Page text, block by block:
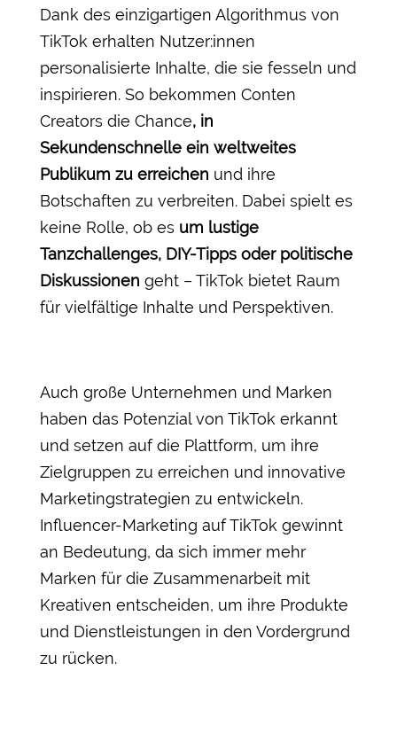
Dank des einzigartigen Algorithmus von
TikTok erhalten Nutzer:innen
personalisierte Inhalte, die sie fesseln und
inspirieren. So bekommen Conten
Creators die Chance, in
Sekundenschnelle ein weltweites
Publikum zu erreichen und ihre
Botschaften zu verbreiten. Dabei spielt es
keine Rolle, ob es um lustige
Tanzchallenges, DIY-Tipps oder politische
Diskussionen geht – TikTok bietet Raum
für vielfältige Inhalte und Perspektiven.
Auch große Unternehmen und Marken
haben das Potenzial von TikTok erkannt
und setzen auf die Plattform, um ihre
Zielgruppen zu erreichen und innovative
Marketingstrategien zu entwickeln.
Influencer-Marketing auf TikTok gewinnt
an Bedeutung, da sich immer mehr
Marken für die Zusammenarbeit mit
Kreativen entscheiden, um ihre Produkte
und Dienstleistungen in den Vordergrund
zu rücken.